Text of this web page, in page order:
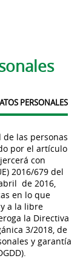
PERSONALES
las personas
por el artículo
con
2016/679 del
de 2016,
en lo que
a la libre
la Directiva
3/2018, de
y garantía